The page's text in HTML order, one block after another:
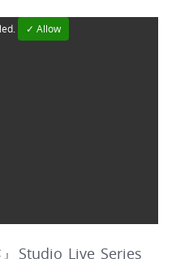
✓ Allow
Studio Live Series＿